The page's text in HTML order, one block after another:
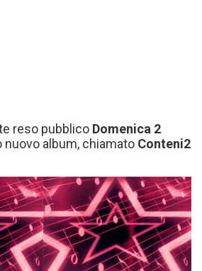
reso pubblico Domenica 2
nuovo album, chiamato Conteni2